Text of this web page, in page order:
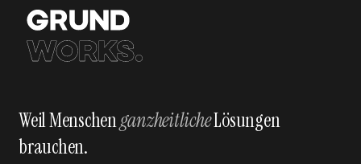
Weil MenschenganzheitlicheLösungen
brauchen.